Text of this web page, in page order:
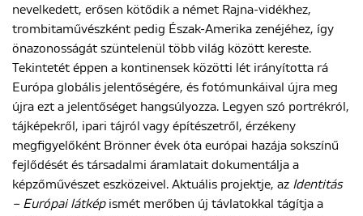
nevelkedett, erősen kötődik a német Rajna-vidékhez,
trombitaművészként pedig Észak-Amerika zenéjéhez, így
önazonosságát szüntelenül több világ között kereste.
Tekintetét éppen a kontinensek közötti lét irányította rá
Európa globális jelentőségére, és fotómunkáival újra meg
újra ezt a jelentőséget hangsúlyozza. Legyen szó portrékról,
tájképekről, ipari tájról vagy építészetről, érzékeny
megfigyelőként Brönner évek óta európai hazája sokszínű
fejlődését és társadalmi áramlatait dokumentálja a
képzőművészet eszközeivel. Aktuális projektje, az Identitás
– Európai látképismét merőben új távlatokkal tágítja a